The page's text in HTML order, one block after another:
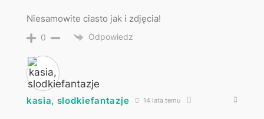
Niesamowite ciasto jak i zdjęcia!
0 Odpowiedz
kasia, slodkiefantazje 14 lata temu